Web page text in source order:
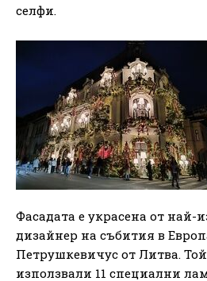
селфи.
Фасадата е украсена от най-
дизайнер на събития в
Петрушкевичус от Литва.
използвали 11 специални